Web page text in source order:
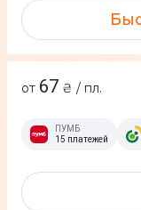
от 67 ₴ / пл.
ПУМБ
15 платежей